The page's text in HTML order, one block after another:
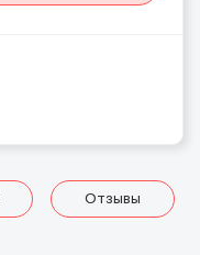
Отзывы